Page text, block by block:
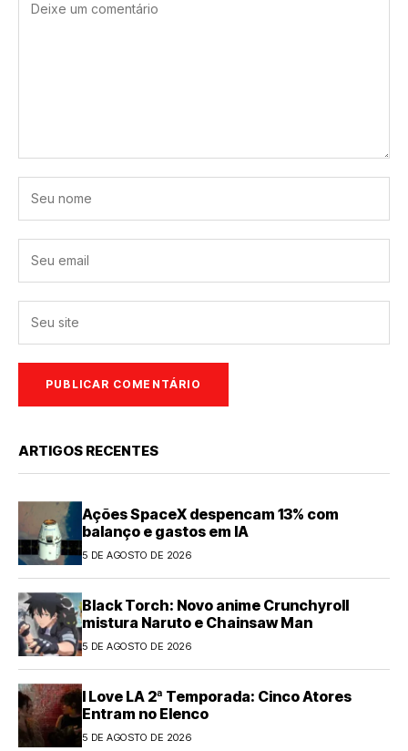
ARTIGOS RECENTES
Ações SpaceX despencam 13% com
balanço e gastos em IA
5 DE AGOSTO DE 2026
Black Torch: Novo anime Crunchyroll
mistura Naruto e Chainsaw Man
5 DE AGOSTO DE 2026
I Love LA 2ª Temporada: Cinco Atores
Entram no Elenco
5 DE AGOSTO DE 2026